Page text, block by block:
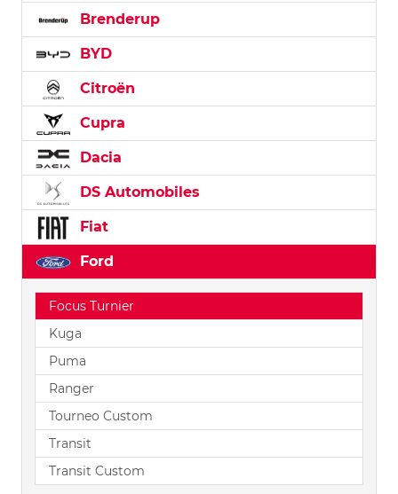
Brenderup
BYD
Citroën
Cupra
Dacia
DS Automobiles
Fiat
Ford
Focus Turnier
Kuga
Puma
Ranger
Tourneo Custom
Transit
Transit Custom